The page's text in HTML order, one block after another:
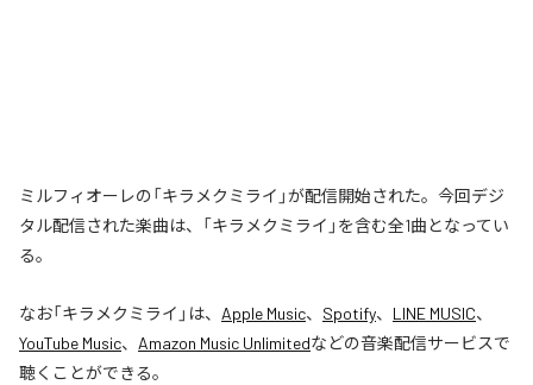
ミルフィオーレの「キラメクミライ」が配信開始された。今回デジ
タル配信された楽曲は、「キラメクミライ」を含む全1曲となってい
る。
なお「キラメクミライ 」は、 Apple Music、 Spotify、 LINE MUSIC、
YouTube Music、 Amazon Music Unlimitedなどの音楽配信サービスで
聴くことができる。